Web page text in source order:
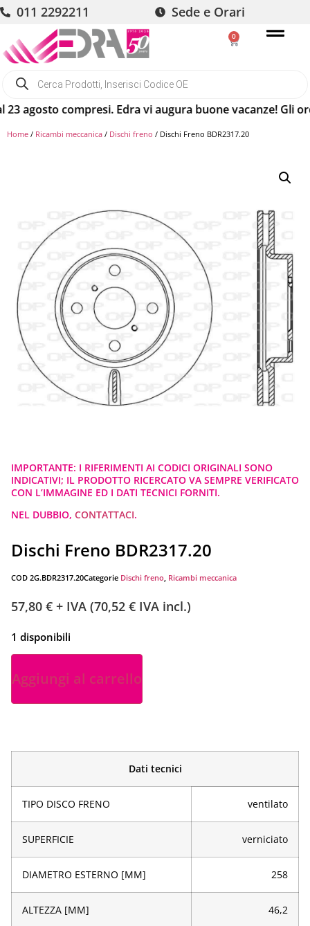
011 2292211 Sede e Orari
0
compresi. Edra vi augura buone vacanze! Gli
Home / Ricambi meccanica / Dischi freno / Dischi Freno BDR2317.20
IMPORTANTE: I RIFERIMENTI AI CODICI ORIGINALI SONO
INDICATIVI; IL PRODOTTO RICERCATO VA SEMPRE VERIFICATO
CON L’IMMAGINE ED I DATI TECNICI FORNITI.
NEL DUBBIO, CONTATTACI.
Dischi Freno BDR2317.20
COD 2G.BDR2317.20Categorie Dischi freno, Ricambi meccanica
57,80 € + IVA (70,52 € IVA incl.)
1 disponibili
Aggiungi al carrello
Dati tecnici
TIPO DISCO FRENO ventilato
SUPERFICIE verniciato
DIAMETRO ESTERNO [MM] 258
ALTEZZA [MM] 46,2